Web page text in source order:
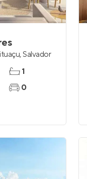
,Salvador
1
0